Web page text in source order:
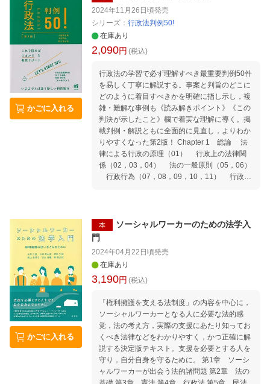
と法政策の展開 政策形成参加の到達点と改革課
題ーーパブリックコメント法制化20年の検証
（大久保 規子） 核融合施設の安全規制等に
関する立法上の論点について(長谷 浩之) 感染
症法に基づく入院措置に関する一考察(磯部
と民法（債権関係）改正からの再検討（小舟
賢） 世界自然遺産の保全管理と順応的ガバナン
スーー小笠原諸島外来種対策を題材に（織 朱
實） 再婚禁止期間をめぐる法解釈と法政策ーー
回顧的考察（渡辺 康行） 第4編 国際的視座
と公法学の将来 日独行政手続比較と現代的課題
（大橋 洋一） 個別行政法としての文化行政法
と教育行政法の関係に関する一考察ーードイツ
文化行政法を参考に（吉岡 郁美） 立法便乗と
憲法院ーーフランスにおける法と政治の一断面
田 麻佑） 保育分野における民営化・市場化の
可能性及び公的関与の在り方ーーイギリスのチ
ャイルドケアを比較対象に（周家 礼奈） 比例
原則なきアメリカ行政法（筑紫 圭一） Barnet
te事件再考ーー「戦争」の中でエホバの証人が
問うたものとは？（阪口 正二郎）
の全体像／苦情処理／行政不服申立て／行政審
当事者訴訟／客観訴訟／仮の救済／国家補償の
全体像／国賠法1条責任／国賠法2条責任／損失
補償／国家賠償と損失補償の谷間
かごに入れる
2024年11月26日頃発売
シリーズ： 行政法判例50!
在庫あり
2,090円 (税込)
行政法の学習で必ず理解すべき最重要判例50件
を易しく丁寧に解説する。事案と判旨のどこに
どのように着目すべきかを明確に指し示し，複
雑・難解な事例も《読み解きポイント》《この
判決が示したこと》欄で着実な理解に導く。掲
載判例・解説ともに全面的に見直し，よりわか
りやすくなった第2版！ Chapter 1 総論 法
律による行政の原理（01） 行政上の法律関
係（02，03，04） 法の一般原則（05，06）
行政行為（07，08，09，10，11） 行政裁
（21，22） 行政手続（23，24） ※カッコ内
の数字は掲載判例の通し番号 Chapter 2 救済
行政不服審査の関係（26） 取消訴訟の訴訟
要件（処分性）（27，28，29） 取消訴訟の
訴訟要件（原告適格）（30，31，32） 取消
4） 取消訴訟の審理（35，36） その他の
抗告訴訟（37，38，39） 仮の救済（40）／
当事者訴訟（41） 国家賠償法1条（42，43，
44） 国家賠償法2条（45，46，47） 国家
賠償法3条（48）／損失補償（49） 国家補償
の谷間（50）
かごに入れる
本
ソーシャルワーカーのための法学入
門
2024年04月22日頃発売
在庫あり
3,190円 (税込)
「権利擁護を支える法制度」の内容を中心に，
ソーシャルワーカーとなる人に必要な法的感
覚，法の考え方，実際の支援にあたり知ってお
くべき法律などをわかりやすく，かつ正確に解
説する決定版テキスト。支援を必要とする人を
守り，自分自身を守るために。 第1章 ソーシ
ャルワーカーが出会う法的諸問題 第2章 法の